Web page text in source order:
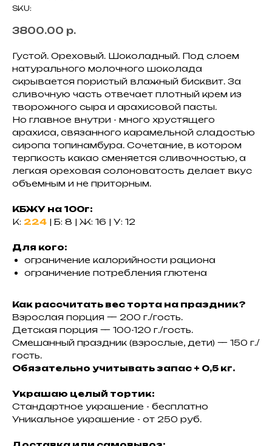
SKU:
3800.00 р.
Густой. Ореховый. Шоколадный. Под слоем
натурального молочного шоколада
скрывается пористый влажный бисквит. За
сливочную часть отвечает плотный крем из
творожного сыра и арахисовой пасты.
Но главное внутри - много хрустящего
арахиса, связанного карамельной сладостью
сиропа топинамбура. Сочетание, в котором
терпкость какао сменяется сливочностью, а
легкая ореховая солоноватость делает вкус
объемным и не приторным.
КБЖУ на 100г:
К: 224 | Б: 8 | Ж: 16 | У: 12
Для кого:
ограничение калорийности рациона
ограничение потребления глютена
Как рассчитать вес торта на праздник?
Взрослая порция — 200 г./гость.
Детская порция — 100-120 г./гость.
Смешанный праздник (взрослые, дети) — 150 г./
гость.
Обязательно учитывать запас + 0,5 кг.
Украшаю целый тортик:
Стандартное украшение - бесплатно
Уникальное украшение - от 250 руб.